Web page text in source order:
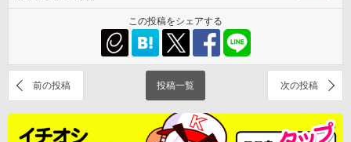
この投稿をシェアする
前の投稿 投稿一覧 次の投稿